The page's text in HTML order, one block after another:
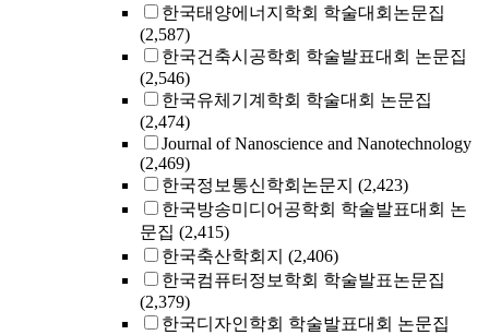
한국태양에너지학회 학술대회논문집
(2,587)
한국건축시공학회 학술발표대회 논문집
(2,546)
한국유체기계학회 학술대회 논문집
(2,474)
Journal of Nanoscience and Nanotechnology
(2,469)
한국정보통신학회논문지 (2,423)
한국방송미디어공학회 학술발표대회 논
문집 (2,415)
한국축산학회지 (2,406)
한국컴퓨터정보학회 학술발표논문집
(2,379)
한국디자인학회 학술발표대회 논문집